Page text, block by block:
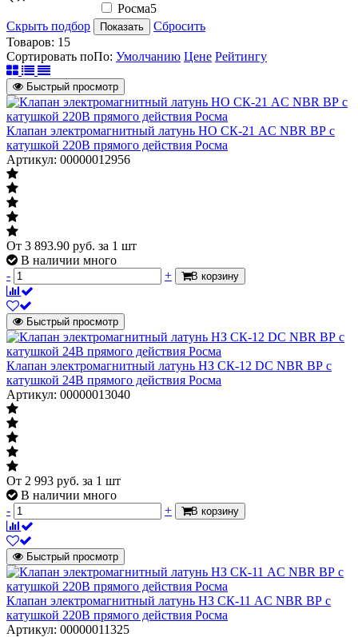
Росма5
Скрыть подбор
Показать
Сбросить
Товаров: 15
Сортировать поПо: Умолчанию Цене Рейтингу
Быстрый просмотр
Клапан электромагнитный латунь НО СК-21 AC NBR ВР с
катушкой 220В прямого действия Росма
Артикул: 00000012956
От 3 893.90 руб. за 1 шт
В наличии много
-
+ В корзину
Быстрый просмотр
Клапан электромагнитный латунь НЗ СК-12 DC NBR ВР с
катушкой 24В прямого действия Росма
Артикул: 00000013040
От 2 993 руб. за 1 шт
В наличии много
-
+ В корзину
Быстрый просмотр
Клапан электромагнитный латунь НЗ СК-11 AC NBR ВР с
катушкой 220В прямого действия Росма
Артикул: 00000011325